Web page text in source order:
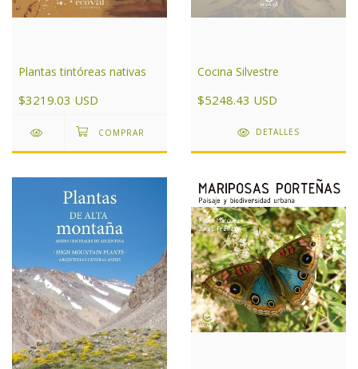
Plantas tintóreas nativas
$3219.03 USD
Cocina Silvestre
$5248.43 USD
DETALLES